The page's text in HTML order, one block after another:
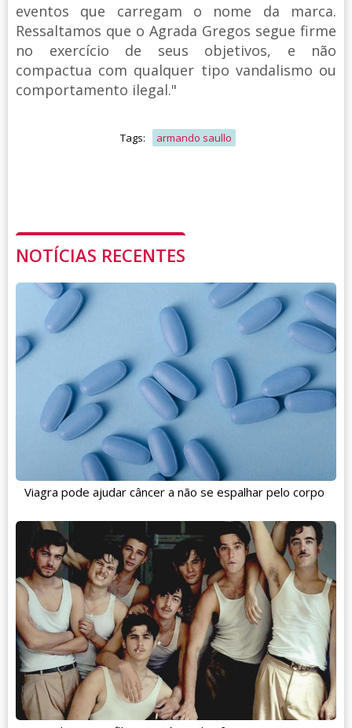
eventos que carregam o nome da marca.
Ressaltamos que o Agrada Gregos segue firme
no exercício de seus objetivos, e não
compactua com qualquer tipo vandalismo ou
comportamento ilegal."
Tags: armando saullo
NOTÍCIAS RECENTES
Viagra pode ajudar câncer a não se espalhar pelo corpo